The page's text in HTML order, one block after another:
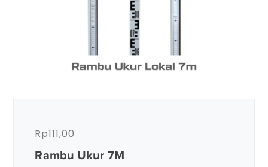
Rambu Ukur 7M
Rp111,00